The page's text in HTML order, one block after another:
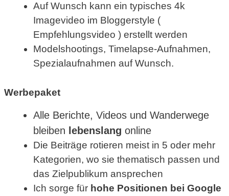
Auf Wunsch kann ein typisches 4k
Imagevideo im Bloggerstyle (
Empfehlungsvideo ) erstellt werden
Modelshootings, Timelapse-Aufnahmen,
Spezialaufnahmen auf Wunsch.
Werbepaket
Alle Berichte, Videos und Wanderwege
bleiben lebenslang online
Die Beiträge rotieren meist in 5 oder mehr
Kategorien, wo sie thematisch passen und
das Zielpublikum ansprechen
Ich sorge für hohe Positionen bei Google